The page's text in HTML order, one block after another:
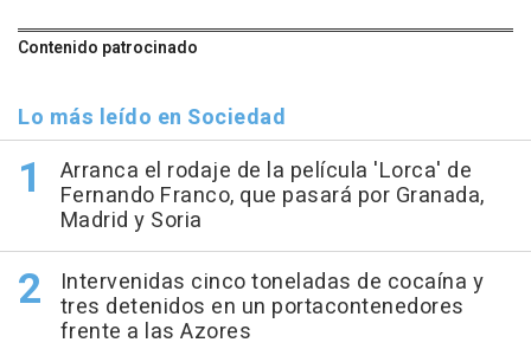
Contenido patrocinado
Lo más leído en Sociedad
Arranca el rodaje de la película 'Lorca' de
Fernando Franco, que pasará por Granada,
Madrid y Soria
Intervenidas cinco toneladas de cocaína y
tres detenidos en un portacontenedores
frente a las Azores